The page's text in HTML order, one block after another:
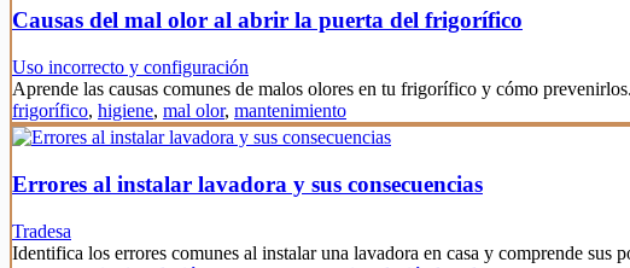
Causas del mal olor al abrir la puerta del frigorífico
Uso incorrecto y configuración
Aprende las causas comunes de malos olores en tu frigorífico y cómo prevenirlos.
frigorífico, higiene, mal olor, mantenimiento
Errores al instalar lavadora y sus consecuencias
Tradesa
Identifica los errores comunes al instalar una lavadora en casa y comprende sus